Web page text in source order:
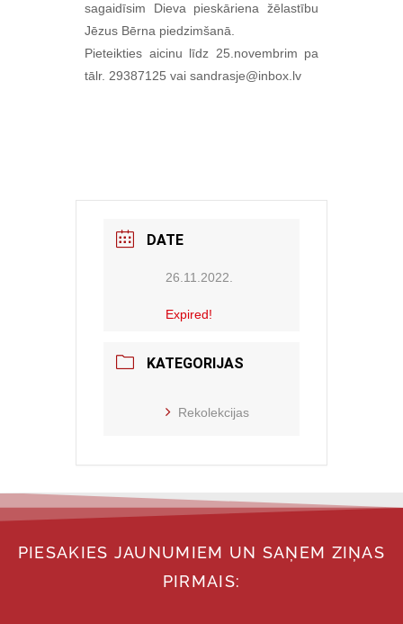
sagaidīsim Dieva pieskāriena žēlastību
Jēzus Bērna piedzimšanā.
Pieteikties aicinu līdz 25.novembrim pa
tālr. 29387125 vai sandrasje@inbox.lv
DATE
26.11.2022.
Expired!
KATEGORIJAS
Rekolekcijas
PIESAKIES JAUNUMIEM UN SAŅEM ZIŅAS
PIRMAIS: